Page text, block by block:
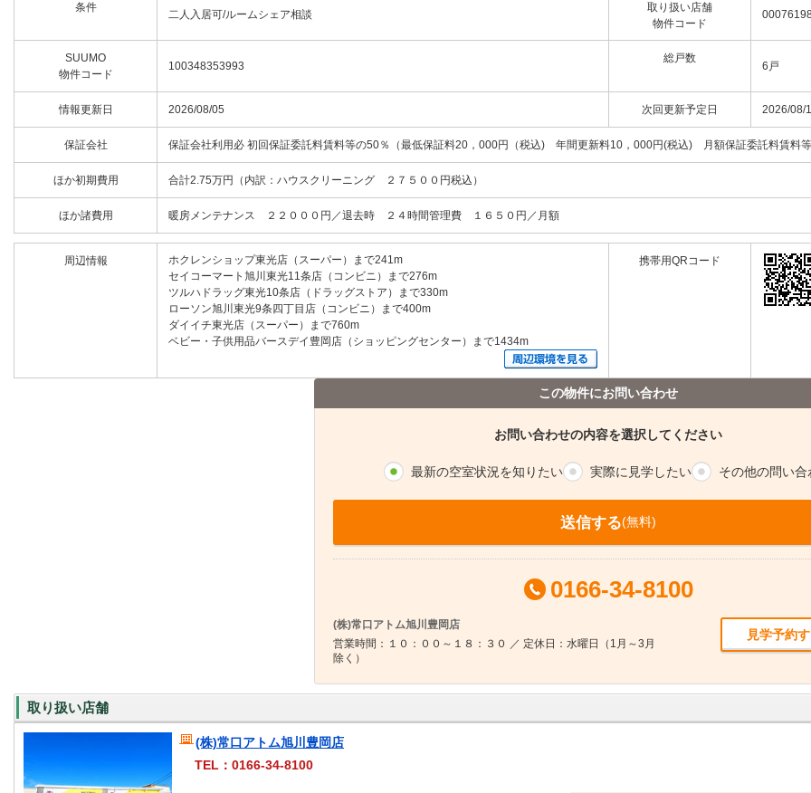
条件
二人入居可/ルームシェア相談
取り扱い店舗
物件コード
SUUMO
物件コード
100348353993
総戸数
6戸
情報更新日 2026/08/05 次回更新予定日 2026/08/
保証会社 保証会社利用必 初回保証委託料賃料等の50％（最低保証料20，000円（税込) 年間更新料10，000円(税込) 月額保証委託料賃料
ほか初期費用 合計2.75万円（内訳：ハウスクリーニング ２７５００円税込）
ほか諸費用 暖房メンテナンス ２２０００円／退去時 ２４時間管理費 １６５０円／月額
周辺情報
ホクレンショップ東光店（スーパー）まで241m
セイコーマート旭川東光11条店（コンビニ）まで276m
ツルハドラッグ東光10条店（ドラッグストア）まで330m
ローソン旭川東光9条四丁目店（コンビニ）まで400m
ダイイチ東光店（スーパー）まで760m
ベビー・子供用品バースデイ豊岡店（ショッピングセンター）まで1434m
携帯用QRコード
この物件にお問い合わせ
お問い合わせの内容を選択してください
最新の空室状況を知りたい 実際に 見学したい その他の問い合
送信する(無料)
0166-34-8100
(株)常口アトム旭川豊岡店
営業時間：１０：００～１８：３０ ／ 定休日：水曜日（1月～3月
除く）
見学予約
取り扱い店舗
(株)常口アトム旭川豊岡店
TEL：0166-34-8100